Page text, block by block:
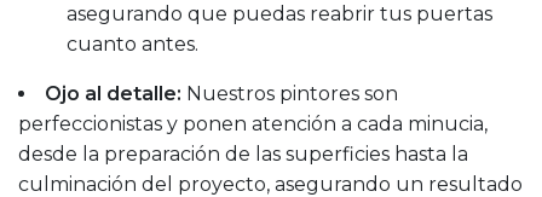
asegurando que puedas reabrir tus puertas
cuanto antes.
Ojo al detalle: Nuestros pintores son
perfeccionistas y ponen atención a cada minucia,
desde la preparación de las superficies hasta la
culminación del proyecto, asegurando un resultado